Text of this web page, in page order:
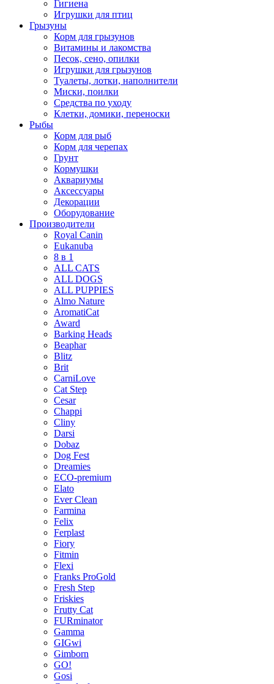
Гигиена
Игрушки для птиц
Грызуны
Корм для грызунов
Витамины и лакомства
Песок, сено, опилки
Игрушки для грызунов
Туалеты, лотки, наполнители
Миски, поилки
Средства по уходу
Клетки, домики, переноски
Рыбы
Корм для рыб
Корм для черепах
Грунт
Кормушки
Аквариумы
Аксессуары
Декорации
Оборудование
Производители
Royal Canin
Eukanuba
8 в 1
ALL CATS
ALL DOGS
ALL PUPPIES
Almo Nature
AromatiCat
Award
Barking Heads
Beaphar
Blitz
Brit
CarniLove
Cat Step
Cesar
Chappi
Cliny
Darsi
Dobaz
Dog Fest
Dreamies
ECO-premium
Elato
Ever Clean
Farmina
Felix
Ferplast
Fiory
Fitmin
Flexi
Franks ProGold
Fresh Step
Friskies
Frutty Cat
FURminator
Gamma
GIGwi
Gimborn
GO!
Gosi